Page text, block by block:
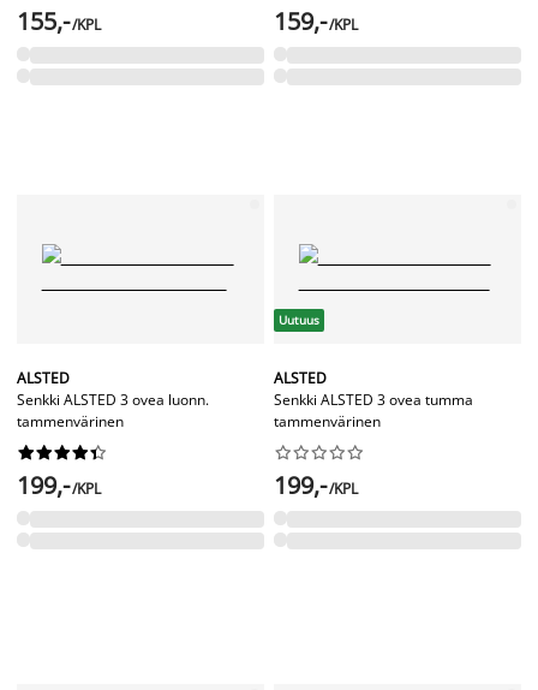
155,-/KPL 159,-/KPL
ALSTED
Senkki ALSTED 3 ovea luonn.
tammenvärinen






199,-/KPL
Uutuus
ALSTED
Senkki ALSTED 3 ovea tumma
tammenvärinen






199,-/KPL